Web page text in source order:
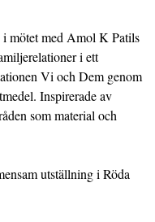
mötet med Amol K Patils
i ett
Vi och Dem genom
Inspirerade av
som material och
utställning i Röda